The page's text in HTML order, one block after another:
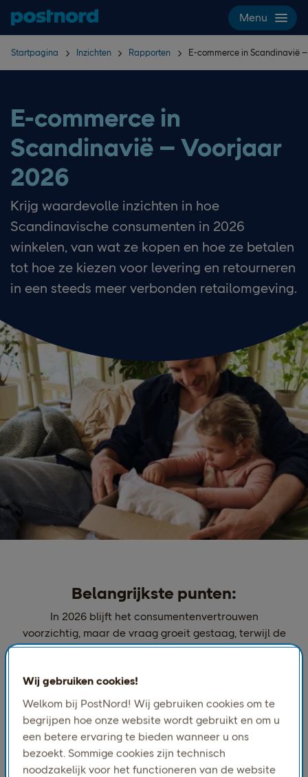
Hoppa över navigering och sök
Menu
Startpagina Inzichten Rapporten E-commerce in Scandinavië
E-commerce in
Scandinavië – Voorjaar
2026
Krijg waardevolle inzichten in hoe
Scandinavische consumenten in 2026
winkelen, van wat ze kopen en hoe ze betalen
tot hoe ze kiezen voor levering en retourneren
in een steeds meer verbonden retailomgeving.
Belangrijkste punten:
In 2026 blijft het consumentenvertrouwen
voorzichtig, maar de vraag groeit gestaag, terwijl de
online detailhandel verder uitbreidt in een sterk
Meest gebruikelijke
bezorgmethode (%)
Wij gebruiken cookies!
Welkom bij PostNord! Wij gebruiken cookies om te
begrijpen hoe onze website wordt gebruikt en om u
een betere ervaring te bieden wanneer u ons
bezoekt. Sommige cookies zijn technisch
noodzakelijk voor het functioneren van de website